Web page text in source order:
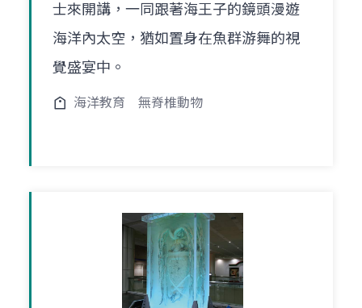
士來開講，一同跟著海王子的鏡頭漫遊
海洋內太空，猶如置身在魚群游舞的視
覺盛宴中。
海洋教育 無脊椎動物